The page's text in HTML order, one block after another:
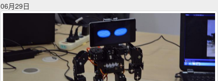
06月29日